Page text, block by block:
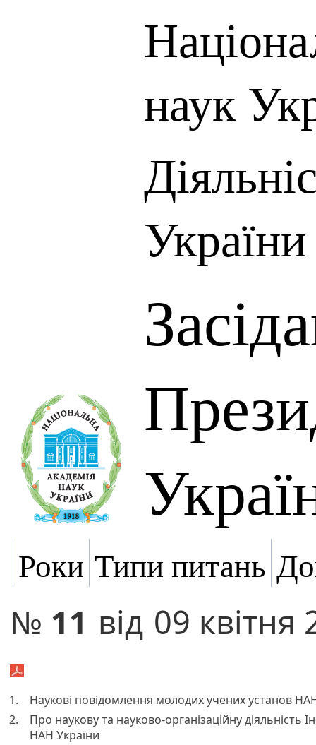
наук
України
Роки Типи питань
№ 11 від 09 квітня
1.
Наукові повідомлення молодих учених установ
2.
Про наукову та науково-організаційну діяльність
НАН України